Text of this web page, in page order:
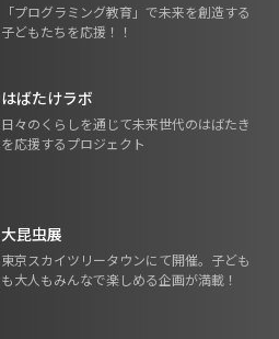
「プログラミング教育」で未来を創造する
子どもたちを応援！！
はばたけラボ
日々のくらしを通じて未来世代のはばたき
を応援するプロジェクト
大昆虫展
東京スカイツリータウンにて開催。子ども
も大人もみんなで楽しめる企画が満載！